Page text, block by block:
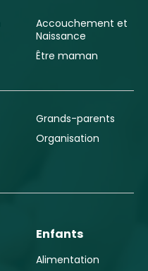
Accouchement et
Naissance
Être maman
Grands-parents
Organisation
Enfants
Alimentation